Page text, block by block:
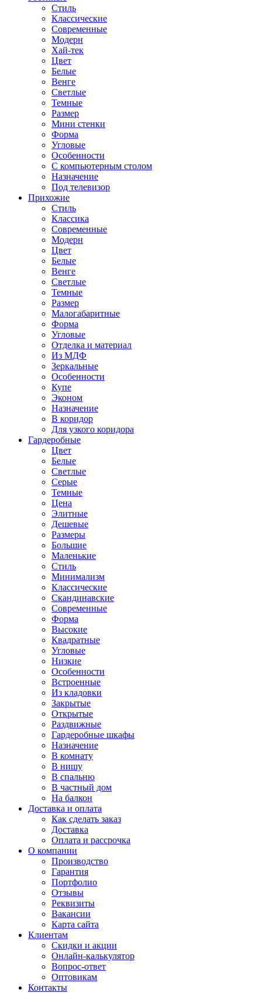
Стиль
Классические
Современные
Модерн
Хай-тек
Цвет
Белые
Венге
Светлые
Темные
Размер
Мини стенки
Форма
Угловые
Особенности
С компьютерным столом
Назначение
Под телевизор
Прихожие
Стиль
Классика
Современные
Модерн
Цвет
Белые
Венге
Светлые
Темные
Размер
Малогабаритные
Форма
Угловые
Отделка и материал
Из МДФ
Зеркальные
Особенности
Купе
Эконом
Назначение
В коридор
Для узкого коридора
Гардеробные
Цвет
Белые
Светлые
Серые
Темные
Цена
Элитные
Дешевые
Размеры
Большие
Маленькие
Стиль
Минимализм
Классические
Скандинавские
Современные
Форма
Высокие
Квадратные
Угловые
Низкие
Особенности
Встроенные
Из кладовки
Закрытые
Открытые
Раздвижные
Гардеробные шкафы
Назначение
В комнату
В нишу
В спальню
В частный дом
На балкон
Доставка и оплата
Как сделать заказ
Доставка
Оплата и рассрочка
О компании
Производство
Гарантия
Портфолио
Отзывы
Реквизиты
Вакансии
Карта сайта
Клиентам
Скидки и акции
Онлайн-калькулятор
Вопрос-ответ
Оптовикам
Контакты